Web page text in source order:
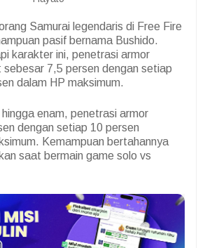
Samurai legendaris di Free Fire
pasif bernama Bushido.
karakter ini, penetrasi armor
sebesar 7,5 persen dengan setiap
dalam HP maksimum.
enam, penetrasi armor
dengan setiap 10 persen
Kemampuan bertahannya
saat bermain game solo vs